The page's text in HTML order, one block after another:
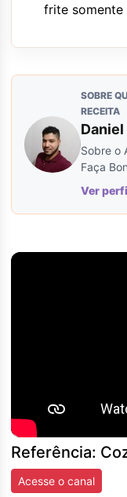
frite somente
SOBRE
RECEITA
Sobre o
Faça
Ver
Referência:
Acesse o canal